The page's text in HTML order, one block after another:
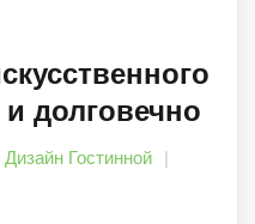
долговечно
Дизайн Гостинной